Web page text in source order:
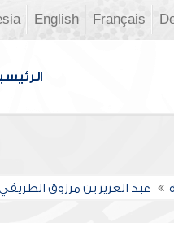
Français
English
عبد العزيز بن مرزوق